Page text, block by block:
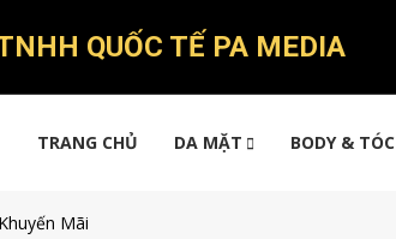
QUỐC TẾ PA MEDIA
TRANG CHỦ DA MẶT BODY & TÓC
Mãi